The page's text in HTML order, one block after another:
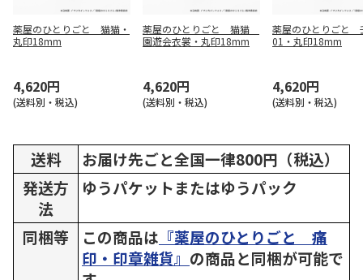
薬屋のひとりごと 猫猫・
丸印18mm
4,620円
(送料別・税込)
薬屋のひとりごと 猫猫
園遊会衣裳・丸印18mm
4,620円
(送料別・税込)
薬屋のひとりごと
01・丸印18mm
4,620円
(送料別・税込)
送料
お届け先ごと全国一律800円（税込）
発送方
法
ゆうパケットまたはゆうパック
同梱等 この商品は 『薬屋のひとりごと 痛
印・印章雑貨』 の商品と同梱が可能で